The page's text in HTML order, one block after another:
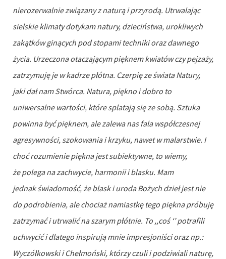
nierozerwalnie związany z naturą i przyrodą. Utrwalając
sielskie klimaty dotykam natury, dzieciństwa, urokliwych
zakątków ginących pod stopami techniki oraz dawnego
życia. Urzeczona otaczającym pięknem kwiatów czy pejzaży,
zatrzymuję je w kadrze płótna. Czerpię ze świata Natury,
jaki dał nam Stwórca. Natura, piękno i dobro to
uniwersalne wartości, które splatają się ze sobą. Sztuka
powinna być pięknem, ale zalewa nas fala współczesnej
agresywności, szokowania i krzyku, nawet w malarstwie. I
choć rozumienie piękna jest subiektywne, to wiemy,
że polega na zachwycie, harmonii i blasku. Mam
jednak świadomość, że blask i uroda Bożych dzieł jest nie
do podrobienia, ale chociaż namiastkę tego piękna próbuję
zatrzymać i utrwalić na szarym płótnie. To ,,coś ‘’ potrafili
uchwycić i dlatego inspirują mnie impresjoniści oraz np.:
Wyczółkowski i Chełmoński, którzy czuli i podziwiali naturę,